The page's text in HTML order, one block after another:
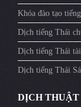
Khóa đào tạo
Dịch tiếng Thái
Dịch tiếng Thái
Dịch tiếng Thái
DỊCH THUẬT